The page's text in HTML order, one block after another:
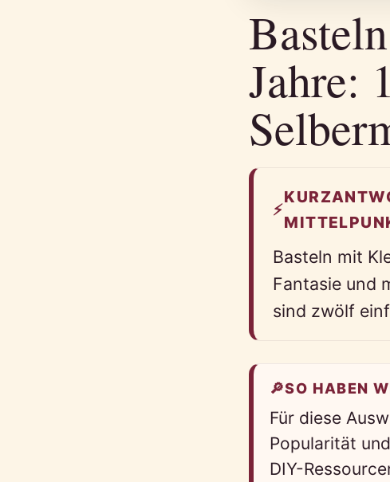
Jahre:
⚡
Basteln mit
Fantasie und
sind zwölf
🔎SO HABEN
Für diese
Popularität
DIY-